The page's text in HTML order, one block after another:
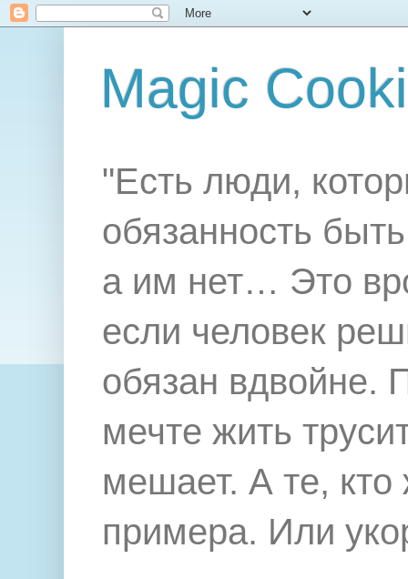
Magic
"Есть люди,
обязанность
а им нет… Это
если человек
обязан вдвойне.
мечте жить
мешает. А те,
примера. Или